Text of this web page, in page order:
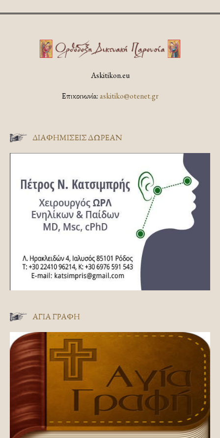
Askitikon.eu
Επικοινωνία:askitiko@otenet.gr
ΔΙΑΦΗΜΊΣΕΙΣ ΔΩΡΕΆΝ
ΑΓΊΑ ΓΡΑΦΉ